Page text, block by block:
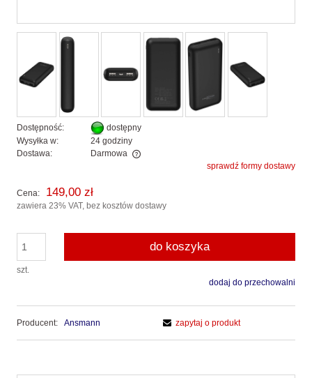
Dostępność:
dostępny
Wysyłka w:
24 godziny
Dostawa:
Darmowa
Cena nie zawiera ewentualnych kosztów płatnościsprawdź formy dostawy
Cena: 149,00 zł
zawiera 23% VAT, bez kosztów dostawy
szt.
do koszyka
dodaj do przechowalni
Producent: Ansmann zapytaj o produkt